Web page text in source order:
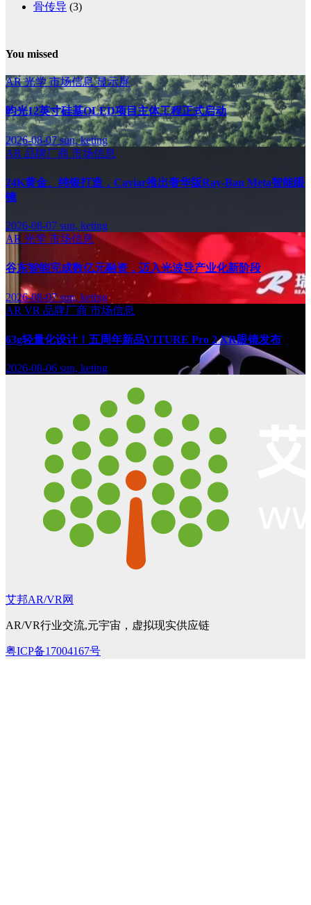
骨传导 (3)
You missed
AR光学市场信息显示屏
昀光12英寸硅基OLED项目主体工程正式启动
2026-08-07sun, keting
AR 品牌厂商 市场信息
24K黄金、纯银打造，Caviar推出奢华版Ray-Ban Meta智能眼
镜
2026-08-07 sun, keting
AR 光学 市场信息
谷东智能完成数亿元融资，迈入光波导产业化新阶段
2026-08-07sun, keting
AR VR 品牌厂商 市场信息
63g轻量化设计！五周年新品VITURE Pro 2 XR眼镜发布
2026-08-06 sun, keting
艾邦AR/VR网
AR/VR行业交流,元宇宙，虚拟现实供应链
粤ICP备17004167号